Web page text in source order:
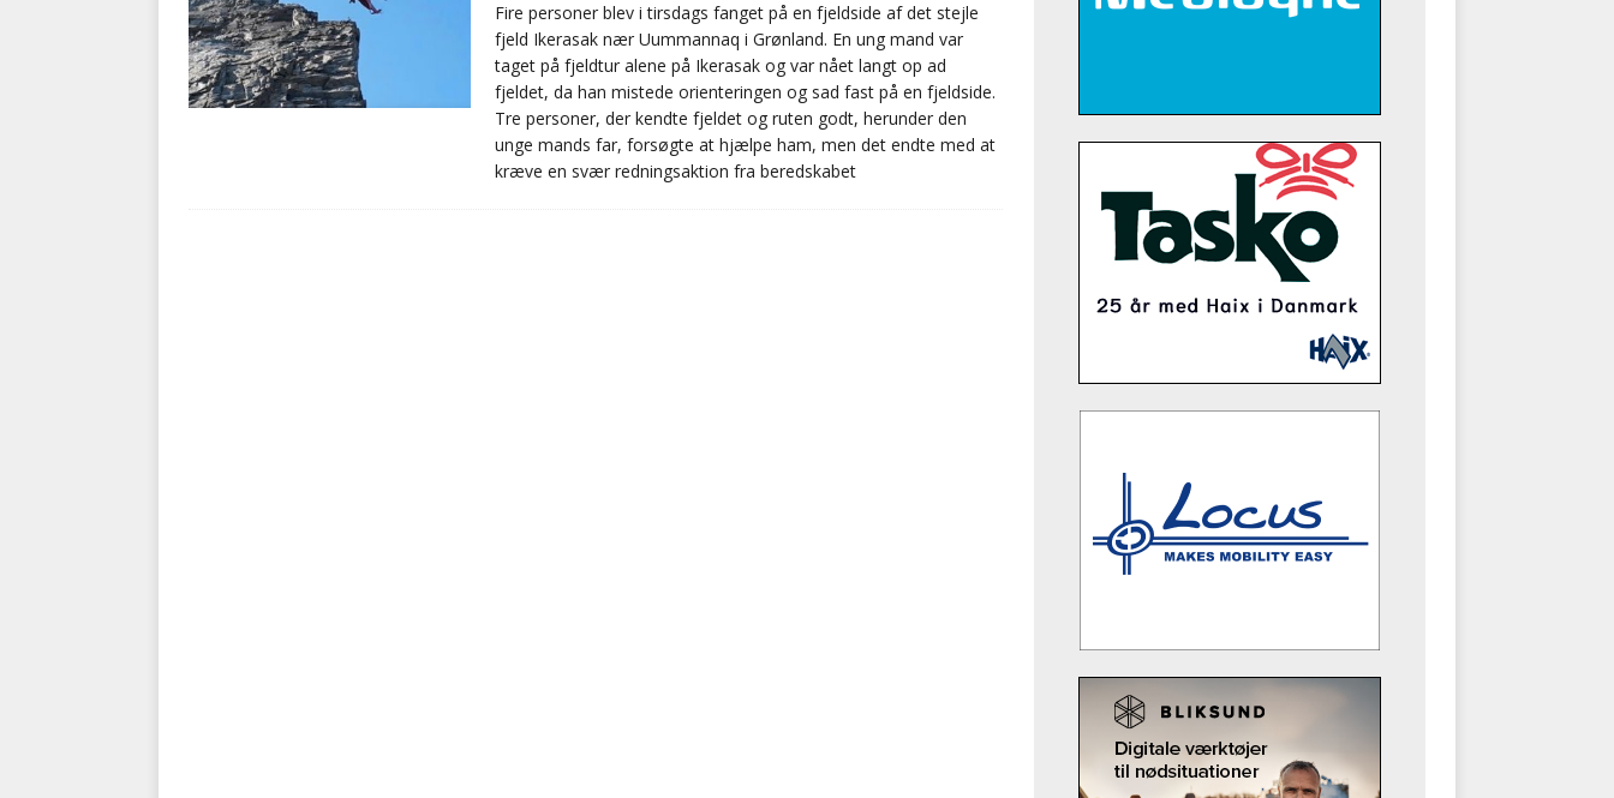
Fire personer blev i tirsdags fanget på en fjeldside af det stejle
fjeld Ikerasak nær Uummannaq i Grønland. En ung mand var
taget på fjeldtur alene på Ikerasak og var nået langt op ad
fjeldet, da han mistede orienteringen og sad fast på en fjeldside.
Tre personer, der kendte fjeldet og ruten godt, herunder den
unge mands far, forsøgte at hjælpe ham, men det endte med at
kræve en svær redningsaktion fra beredskabet